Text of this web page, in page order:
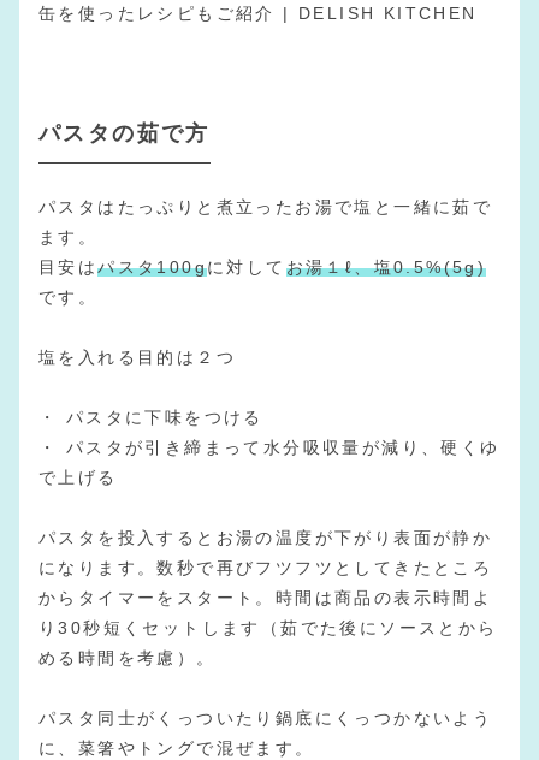
缶を使ったレシピもご紹介 | DELISH KITCHEN
パスタの茹で方
パスタはたっぷりと煮立ったお湯で塩と一緒に茹で
ます。
目安はパスタ100gに対して お湯１ℓ、塩0.5%(5g)
です。
塩を入れる目的は２つ
・ パスタに下味をつける
・ パスタが引き締まって水分吸収量が減り、硬くゆ
で上げる
パスタを投入するとお湯の温度が下がり表面が静か
になります。数秒で再びフツフツとしてきたところ
からタイマーをスタート。時間は商品の表示時間よ
り30秒短くセットします（茹でた後にソースとから
める時間を考慮）。
パスタ同士がくっついたり鍋底にくっつかないよう
に、菜箸やトングで混ぜます。